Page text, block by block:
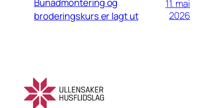
Bunadmontering og
broderingskurs er lagt ut
11. mai
2026